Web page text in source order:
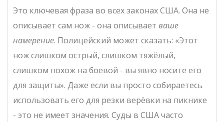
Это ключевая фраза во всех законах США. Она не
описывает сам нож - она описывает ваше
намерение. Полицейский может сказать: «Этот
нож слишком острый, слишком тяжёлый,
слишком похож на боевой - вы явно носите его
для защиты». Даже если вы просто собираетесь
использовать его для резки верёвки на пикнике
- это не имеет значения. Суды в США часто